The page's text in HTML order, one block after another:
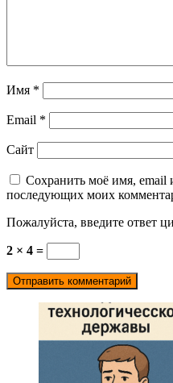
Имя *
Email *
Сайт
Сохранить моё имя, email
последующих моих
Пожалуйста, введите ответ
2 × 4 =